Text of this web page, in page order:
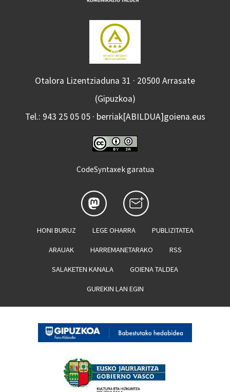
Otalora Lizentziaduna 31 · 20500 Arrasate
(Gipuzkoa)
Tel.: 943 25 05 05 · berriak[ABILDUA]goiena.eus
CodeSyntaxek garatua
HONI BURUZ LEGE OHARRA PUBLIZITATEA
ARAUAK HARREMANETARAKO RSS
SALAKETEN KANALA GOIENA TALDEA
GUREKIN LAN EGIN